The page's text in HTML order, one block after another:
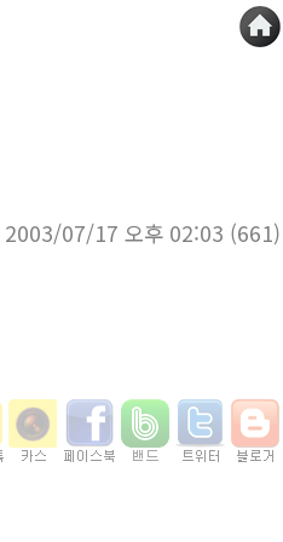
2003/07/17 오후 02:03 (661)